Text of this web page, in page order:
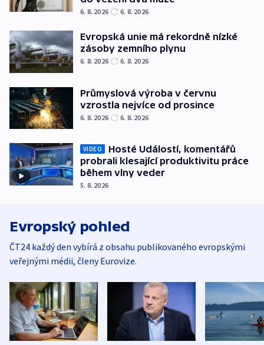
6. 8. 2026 6. 8. 2026
Evropská unie má rekordně nízké
zásoby zemního plynu
6. 8. 2026 6. 8. 2026
Průmyslová výroba v červnu
vzrostla nejvíce od prosince
6. 8. 2026 6. 8. 2026
VIDEO
Hosté Událostí, komentářů
probrali klesající produktivitu práce
během vlny veder
5. 8. 2026
Evropský pohled
ČT24 každý den vybírá z obsahu publikovaného evropskými
veřejnými médii, členy Eurovize.